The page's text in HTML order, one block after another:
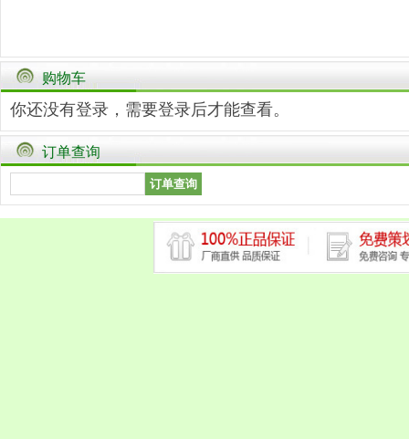
购物车
你还没有登录，需要登录后才能查看。
订单查询